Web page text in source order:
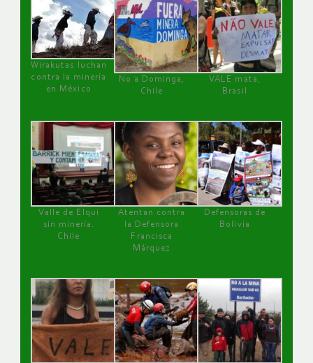
Wirakutas luchan
contra la minería
en México
No a Dominga,
Chile
VALE mata,
Brasil
Valle de Elqui
sin minería.
Chile
Atentan contra
la Defensora
Francisca
Márquez
Defensoras de
Bolivia